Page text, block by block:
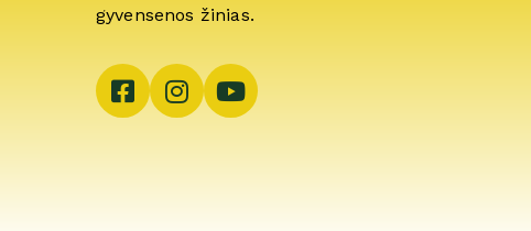
gyvensenos žinias.